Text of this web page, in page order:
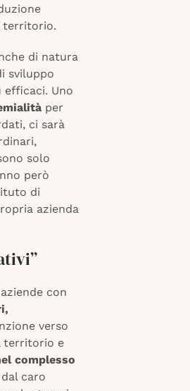
territorio.
di natura
sviluppo
Uno
per
ci sarà
solo
però
di
azienda
con
verso
territorio e
complesso
caro